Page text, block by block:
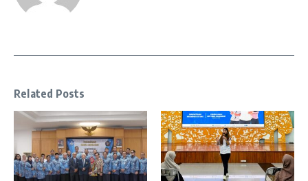
Related Posts